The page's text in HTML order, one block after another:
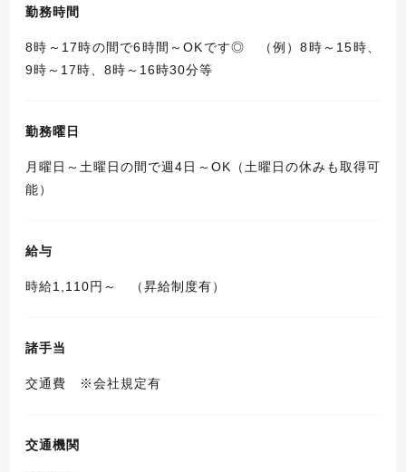
勤務時間
8時～17時の間で6時間～OKです◎ （例）8時～15時、
9時～17時、8時～16時30分等
勤務曜日
月曜日～土曜日の間で週4日～OK（土曜日の休みも取得可
能）
給与
時給1,110円～ （昇給制度有）
諸手当
交通費 ※会社規定有
交通機関